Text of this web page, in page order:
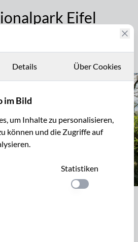
Eifel
eine Größe von 110 km² und ist
Details Über Cookies
im Bild
um Inhalte zu personalisieren,
können und die Zugriffe auf
Statistiken
Einstellung